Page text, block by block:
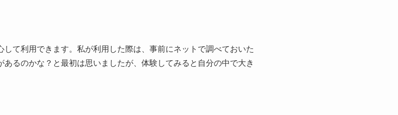
て利用できます。私が利用した際は、事前にネットで調べておいた
るのかな？と最初は思いましたが、体験してみると自分の中で大き